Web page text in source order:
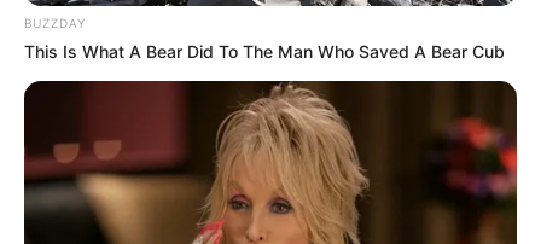
Le Courrier Picard : 3 – 12 – 2 – 6 – 5 – 11 – 13 – 4
Le Dauphiné Libéré : 3 – 12 – 6 – 5 – 11 – 4 – 13 – 7
Le Parisien : 2 – 13 – 6 – 5 – 12 – 7 – 11 – 4
Pronostic PMU presse du quinté ou tuyau
du jour (la suite)
BUZZDAY
This Is What A Bear Did To The Man Who Saved A Bear Cub